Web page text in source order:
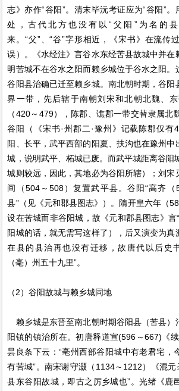
志》亦作“谷阳”。清末毕沅考证应为“谷阳”。
处，古代北方也没有以“父阳”为名的
来。“父”、“谷”字形相近，《宋书》在流传
误）。《水经注》言谷水东经苦县故城中并在
明苦城不在谷水之阳而赖乡城位于谷水之阳。
谷阳县治确已迁至赖乡城。南北朝时期，谷阳
界一带，先后辖于南朝刘宋和北朝北魏、
（420～479），陈郡、谯郡一带交替隶属北
谷阳（《宋书·州郡二·豫州》记载陈郡仅有
阳、长平，武平西部的阳夏、扶沟也在豫州中
城，说明武平、柘城已废。而武平城距离谷阳
城则较远，因此，其地必为谷阳所辖）；刘宋
间（504～508）复置武平县。谷阳“高齐
县”（见《元和郡县图志》）。隋开皇六年（
设在苦城而非谷阳城，故《元和郡县图志》言
阳城的话，就无需写这样了），后又演变为真
在县的县治再也没有迁移，故唐代以后史
（亳）州五十九里”。
（2）谷阳故城与赖乡城同地
赖乡城是东晋至南北朝时期谷阳县（苦县）
阳镇的镇治所在。初唐释道宣(596～667)《
昙良条下云：“亳州西部谷阳城中有老君宅
有苦城”。南宋谢守灏（1134～1212）《混元
县东谷阳故城，即古之厉乡城也”。光绪《鹿